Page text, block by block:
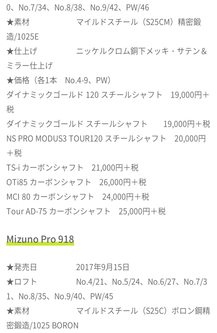
0、No.7/34、No.8/38、No.9/42、PW/46
★素材 マイルドスチール（S25CM）精密鍛
造/1025E
★仕上げ ニッケルクロム銅下メッキ・サテン＆
ミラー仕上げ
★価格（各1本 No.4-9、PW）
ダイナミックゴールド 120 スチールシャフト 19,000円＋
税
ダイナミックゴールド スチールシャフト 19,000円＋税
NS PRO MODUS3 TOUR120 スチールシャフト 20,000円
＋税
TS-i カーボンシャフト 21,000円＋税
OTi85 カーボンシャフト 26,000円＋税
MCI 80 カーボンシャフト 24,000円＋税
Tour AD-75 カーボンシャフト 25,000円＋税
Mizuno Pro 918
★発売日 2017年9月15日
★ロフト No.4/21、No.5/24、No.6/27、No.7/3
1、No.8/35、No.9/40、PW/45
★素材 マイルドスチール（S25C）ボロン鋼精
密鍛造/1025 BORON